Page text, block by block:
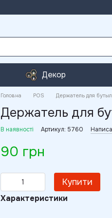
Декор
Головна POS Держатель для
Держатель для
В наявності Артикул: 5760
90 грн
Купити
Характеристики